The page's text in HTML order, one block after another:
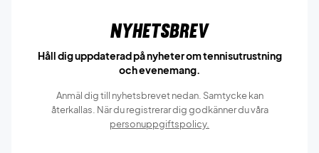
Nyhetsbrev
Håll dig uppdaterad på nyheter om tennisutrustning
och evenemang.
Anmäl dig till nyhetsbrevet nedan. Samtycke kan
återkallas. När du registrerar dig godkänner du våra
personuppgiftspolicy.